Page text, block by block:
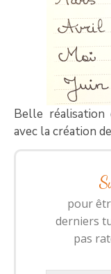
Belle
avec la création
pour
derniers
pas